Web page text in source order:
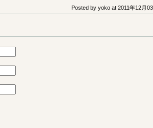
Posted by yoko at 2011年12月